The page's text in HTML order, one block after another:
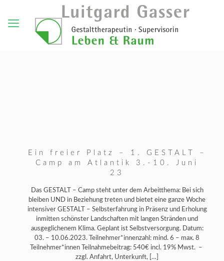
Ein freier Platz – 1. GESTALT –
Camp am Atlantik 3.-10. Juni
23
Das GESTALT – Camp steht unter dem Arbeitthema: Bei sich
bleiben UND in Beziehung treten und bietet eine ganze Woche
intensiver GESTALT – Selbsterfahrung in Präsenz und Erholung
inmitten schönster Landschaften mit langen Stränden und
ausgeglichenem Klima. Geplant ist Selbstversorgung. Datum:
03. – 10.06.2023. Teilnehmer*innenzahl: mind. 6 – max. 8
Teilnehmer*innen Teilnahmebeitrag: 540€ incl. 19% Mwst. –
zzgl. Anfahrt, Unterkunft, […]